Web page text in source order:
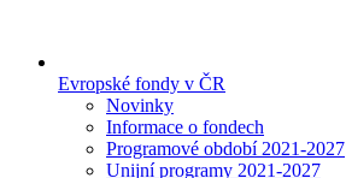
Evropské fondy v ČR
Novinky
Informace o fondech
Programové období 2021-2027
Unijní programy 2021-2027